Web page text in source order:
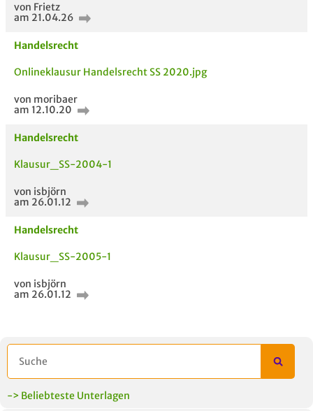
von Frietz
am 21.04.26
Handelsrecht
Onlineklausur Handelsrecht SS 2020.jpg
von moribaer
am 12.10.20
Handelsrecht
Klausur_SS-2004-1
von isbjörn
am 26.01.12
Handelsrecht
Klausur_SS-2005-1
von isbjörn
am 26.01.12
-> Beliebteste Unterlagen